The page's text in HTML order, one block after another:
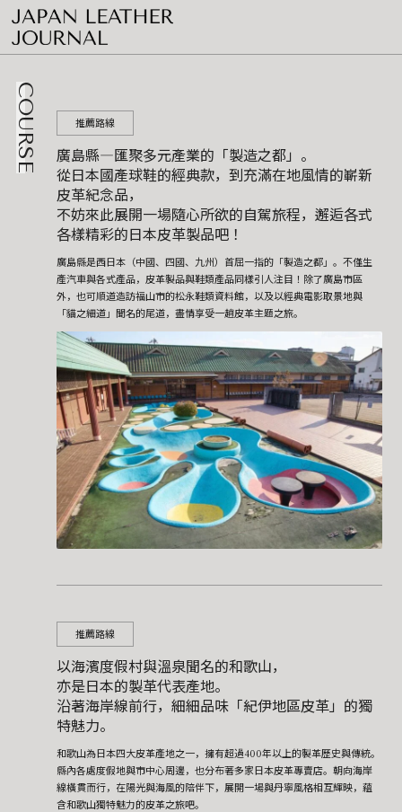
COURSE 推薦路線
廣島縣―匯聚多元產業的「製造之都」。
從日本國產球鞋的經典款，到充滿在地風情的嶄新
皮革紀念品，
不妨來此展開一場隨心所欲的自駕旅程，邂逅各式
各樣精彩的日本皮革製品吧！
廣島縣是西日本（中國、四國、九州）首屈一指的「製造之都」。不僅生
產汽車與各式產品，皮革製品與鞋類產品同樣引人注目！除了廣島市區
外，也可順道造訪福山市的松永鞋類資料館，以及以經典電影取景地與
「貓之細道」聞名的尾道，盡情享受一趟皮革主題之旅。
推薦路線
以海濱度假村與溫泉聞名的和歌山，
亦是日本的製革代表產地。
沿著海岸線前行，細細品味「紀伊地區皮革」的獨
特魅力。
和歌山為日本四大皮革產地之一，擁有超過400年以上的製革歷史與傳統。
縣內各處度假地與市中心周邊，也分布著多家日本皮革專賣店。朝向海岸
線橫貫而行，在陽光與海風的陪伴下，展開一場與丹寧風格相互輝映，蘊
含和歌山獨特魅力的皮革之旅吧。